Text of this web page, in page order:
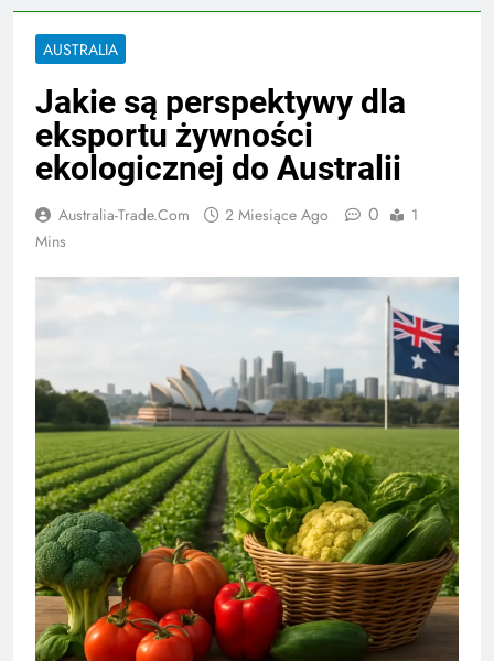
AUSTRALIA
Jakie są perspektywy dla
eksportu żywności
ekologicznej do Australii
Australia-Trade.com 2 Miesiące Ago 0
1
Mins